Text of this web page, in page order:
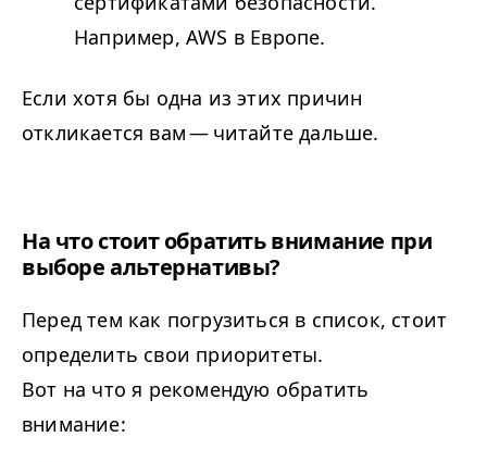
Например, AWS в Европе.
Если хотя бы одна из этих причин
откликается вам — читайте дальше.
На что стоит обратить внимание при
выборе альтернативы?
Перед тем как погрузиться в список, стоит
определить свои приоритеты.
Вот на что я рекомендую обратить
внимание: